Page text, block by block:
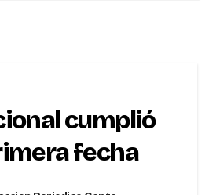
cumplió
fecha